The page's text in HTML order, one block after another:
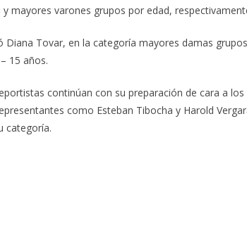
mayores varones grupos por edad,
Diana Tovar, en la categoría mayores damas
15 años.
continúan con su preparación de cara a
como Esteban Tibocha y Harold
categoría.